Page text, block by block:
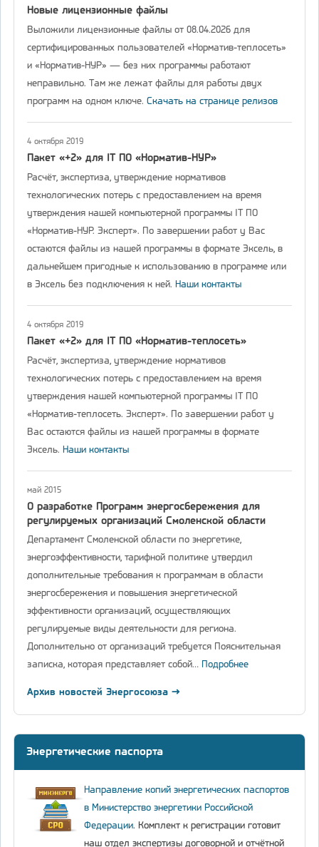
Новые лицензионные файлы
Выложили лицензионные файлы от 08.04.2026 для
сертифицированных пользователей «Норматив-теплосеть»
и «Норматив-НУР» — без них программы работают
неправильно. Там же лежат файлы для работы двух
программ на одном ключе. Скачать на странице релизов
4 октября 2019
Пакет «+2» для IT ПО «Норматив-НУР»
Расчёт, экспертиза, утверждение нормативов
технологических потерь с предоставлением на время
утверждения нашей компьютерной программы IT ПО
«Норматив-НУР. Эксперт». По завершении работ у Вас
остаются файлы из нашей программы в формате Эксель, в
дальнейшем пригодные к использованию в программе или
в Эксель без подключения к ней. Наши контакты
4 октября 2019
Пакет «+2» для IT ПО «Норматив-теплосеть»
Расчёт, экспертиза, утверждение нормативов
технологических потерь с предоставлением на время
утверждения нашей компьютерной программы IT ПО
«Норматив-теплосеть. Эксперт». По завершении работ у
Вас остаются файлы из нашей программы в формате
Эксель. Наши контакты
май 2015
О разработке Программ энергосбережения для
регулируемых организаций Смоленской области
Департамент Смоленской области по энергетике,
энергоэффективности, тарифной политике утвердил
дополнительные требования к программам в области
энергосбережения и повышения энергетической
эффективности организаций, осуществляющих
регулируемые виды деятельности для региона.
Дополнительно от организаций требуется Пояснительная
записка, которая представляет собой… Подробнее
Архив новостей Энергосоюза →
Энергетические паспорта
Направление копий энергетических паспортов
в Министерство энергетики Российской
Федерации. Комплект к регистрации готовит
наш отдел экспертизы договорной и отчётной